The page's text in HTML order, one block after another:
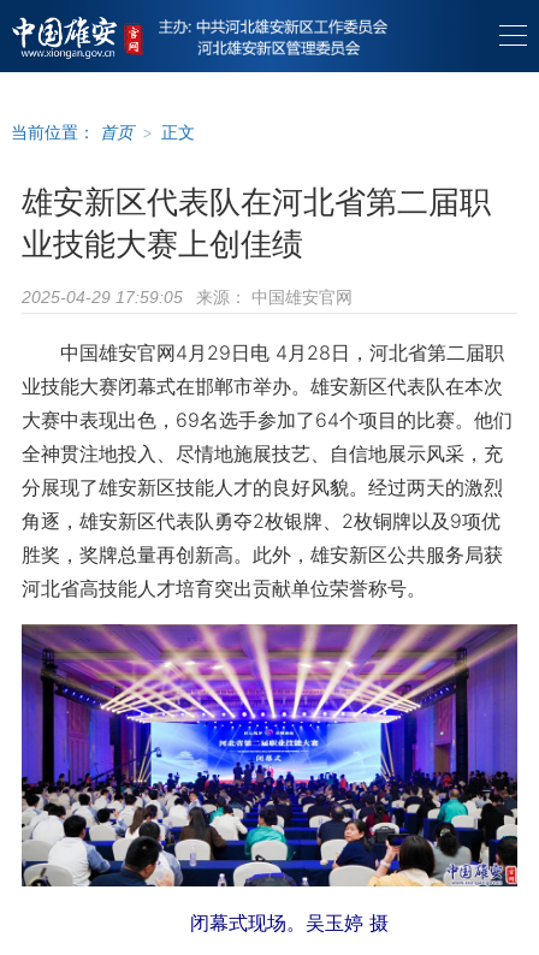
当前位置： 首页 > 正文
雄安新区代表队在河北省第二届职
业技能大赛上创佳绩
2025-04-29 17:59:05 来源： 中国雄安官网
中国雄安官网4月29日电 4月28日，河北省第二届职
业技能大赛闭幕式在邯郸市举办。雄安新区代表队在本次
大赛中表现出色，69名选手参加了64个项目的比赛。他们
全神贯注地投入、尽情地施展技艺、自信地展示风采，充
分展现了雄安新区技能人才的良好风貌。经过两天的激烈
角逐，雄安新区代表队勇夺2枚银牌、2枚铜牌以及9项优
胜奖，奖牌总量再创新高。此外，雄安新区公共服务局获
河北省高技能人才培育突出贡献单位荣誉称号。
闭幕式现场。吴玉婷 摄